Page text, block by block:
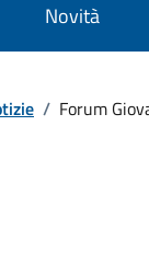
Novità
/ Forum